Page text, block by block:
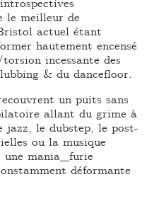
le meilleur de
actuel étant
hautement encensé
incessante des
& du dancefloor.
un puits sans
allant du grime à
jazz, le dubstep, le post-
ou la musique
une mania_furie
déformante